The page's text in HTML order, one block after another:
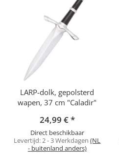
LARP-dolk, gepolsterd
wapen, 37 cm "Caladir"
24,99 €*
Direct beschikbaar
Levertijd:2 - 3 Werkdagen(NL
- buitenland anders)